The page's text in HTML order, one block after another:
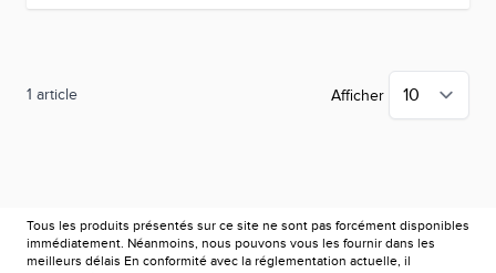
1 article Afficher
Tous les produits présentés sur ce site ne sont pas forcément disponibles
immédiatement. Néanmoins, nous pouvons vous les fournir dans les
meilleurs délais En conformité avec la réglementation actuelle, il